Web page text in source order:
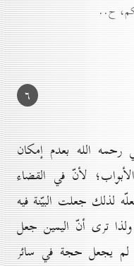
٦
الله بعدم إمكان
لأنّ في القضاء
لذلك جعلت البيّنة فيه
ترى أنّ اليمين جعل
يجعل حجة في سائر